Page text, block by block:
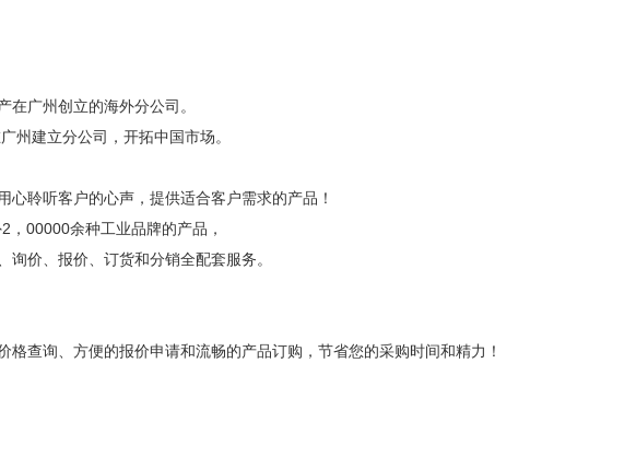
广州创立的海外分公司。
州建立分公司，开拓中国市场。
聆听客户的心声，提供适合客户需求的产品！
00000余种工业品牌的产品，
价、报价、订货和分销全配套服务。
查询、方便的报价申请和流畅的产品订购，节省您的采购时间和精力！